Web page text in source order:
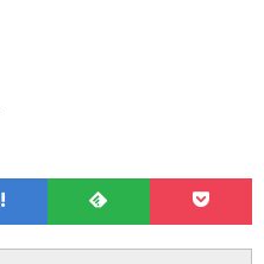
て
ブ
で
ォ
ロ
で
と
で